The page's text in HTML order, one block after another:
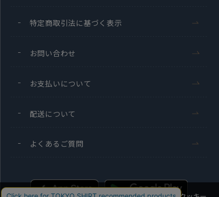
特定商取引法に基づく表示
お問い合わせ
お支払いについて
配送について
よくあるご質問